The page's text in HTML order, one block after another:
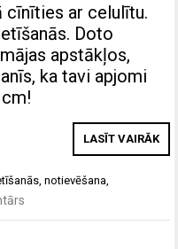
cīnīties ar celulītu.
Doto
apstākļos,
ka tavi apjomi
LASĪT VAIRĀK
,notievēšana